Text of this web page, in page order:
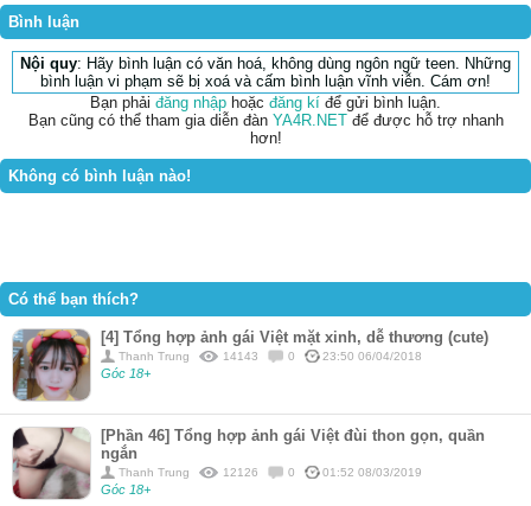
Bình luận
Nội quy: Hãy bình luận có văn hoá, không dùng ngôn ngữ teen. Những
bình luận vi phạm sẽ bị xoá và cấm bình luận vĩnh viễn. Cám ơn!
Bạn phải đăng nhập hoặc đăng kí để gửi bình luận.
Bạn cũng có thể tham gia diễn đàn YA4R.NETđể được hỗ trợ nhanh
hơn!
Không có bình luận nào!
Có thể bạn thích?
[4] Tổng hợp ảnh gái Việt mặt xinh, dễ thương (cute)
Thanh Trung 14143 0 23:50 06/04/2018
Góc 18+
[Phần 46] Tổng hợp ảnh gái Việt đùi thon gọn, quần
ngắn
Thanh Trung 12126 0 01:52 08/03/2019
Góc 18+